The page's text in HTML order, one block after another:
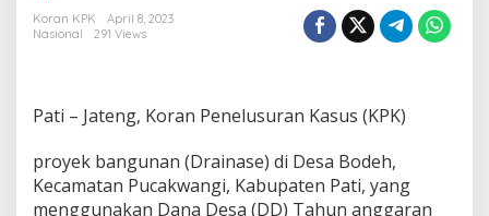
Tras
Muntilan
Menurutnya
Sudah
Koran KPK
April 8, 2023
Nasional
291 Views
Pati – Jateng, Koran Penelusuran Kasus (KPK)
proyek bangunan (Drainase) di Desa Bodeh,
Kecamatan Pucakwangi, Kabupaten Pati, yang
menggunakan Dana Desa (DD) Tahun anggaran